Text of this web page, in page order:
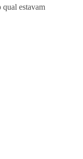
estavam